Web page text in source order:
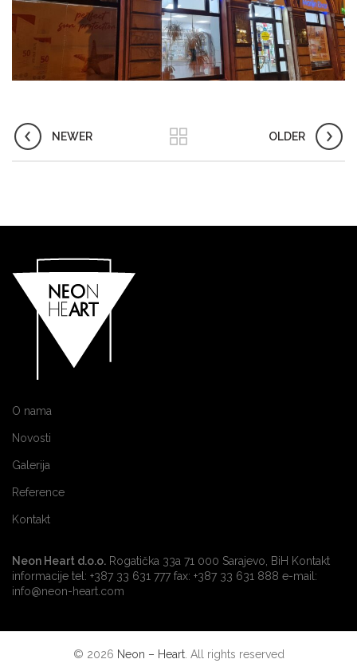
NEWER OLDER
O nama
Novosti
Galerija
Reference
Kontakt
Neon Heart d.o.o. Rogatička 33a 71 000 Sarajevo, BiH Kontakt
informacije tel: +387 33 631 777 fax: +387 33 631 888 e-mail:
info@neon-heart.com
© 2026 Neon – Heart. All rights reserved